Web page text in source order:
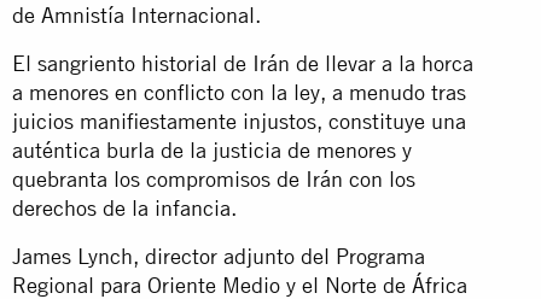
de Amnistía Internacional.
El sangriento historial de Irán de llevar a la horca
a menores en conflicto con la ley, a menudo tras
juicios manifiestamente injustos, constituye una
auténtica burla de la justicia de menores y
quebranta los compromisos de Irán con los
derechos de la infancia.
James Lynch, director adjunto del Programa
Regional para Oriente Medio y el Norte de África